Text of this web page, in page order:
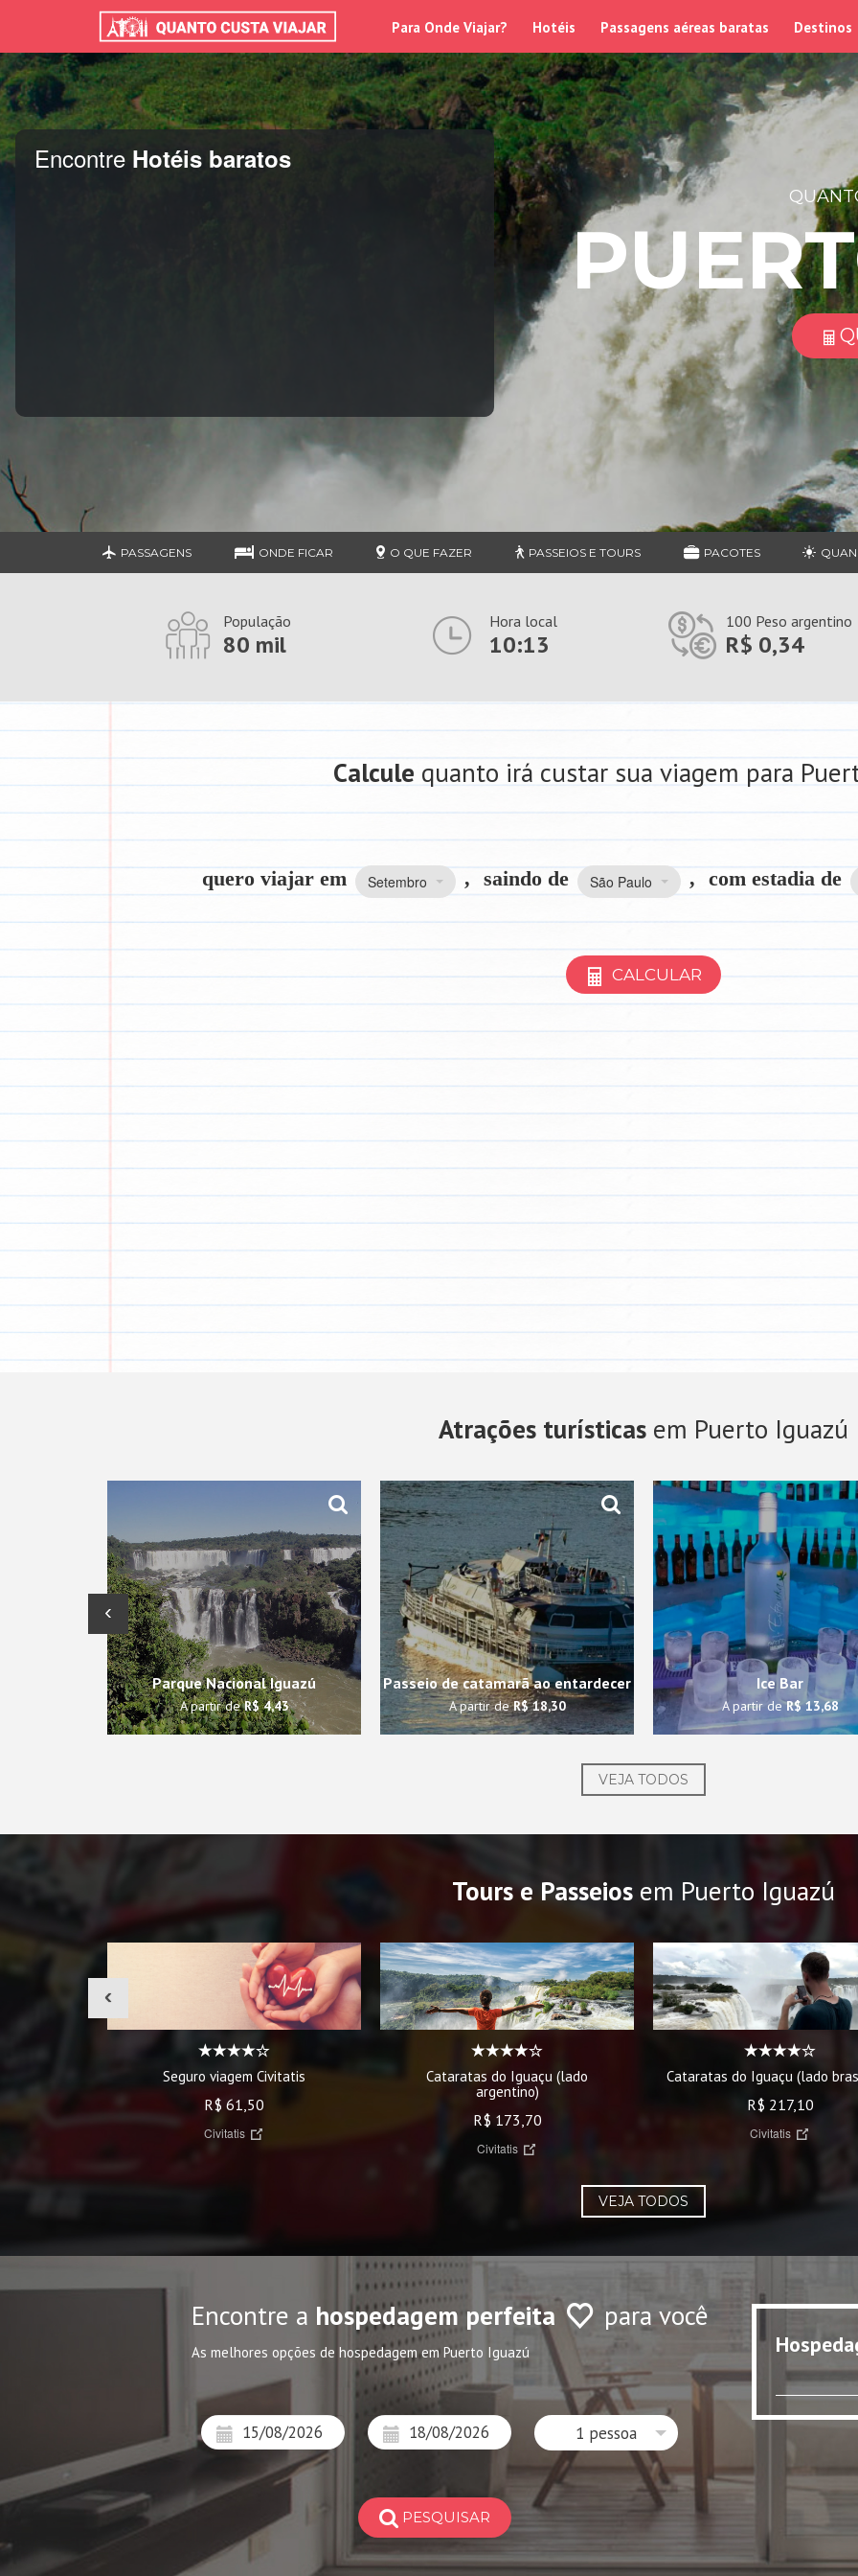
Para Onde Viajar? Hotéis Passagens aéreas baratas Destinos
Encontre Hotéis baratos
PASSAGENS ONDE FICAR O QUE FAZER PASSEIOS E TOURS PACOTES
População
80 mil
Hora local
10:13
100 Peso argentino
R$ 0,34
Calcule quanto irá custar sua viagem para
quero viajar em Setembro , saindo de São Paulo , com estadia de
CALCULAR
Atrações turísticas em Puerto Iguazú
Parque Nacional Iguazú
A partir deR$ 4,43
Passeio de catamarã ao entardecer
A partir deR$ 18,30
Ice Bar
A partir deR$ 13,68
‹
VEJA TODOS
Tours e Passeios em Puerto Iguazú
Seguro viagem Civitatis
R$ 61,50
Civitatis
Cataratas do Iguaçu (lado
argentino)
R$ 173,70
Civitatis
Cataratas do Iguaçu (lado
R$ 217,10
Civitatis
‹
VEJA TODOS
Encontre a hospedagem perfeita para você
As melhores opções de hospedagem em Puerto Iguazú
1 pessoa
PESQUISAR